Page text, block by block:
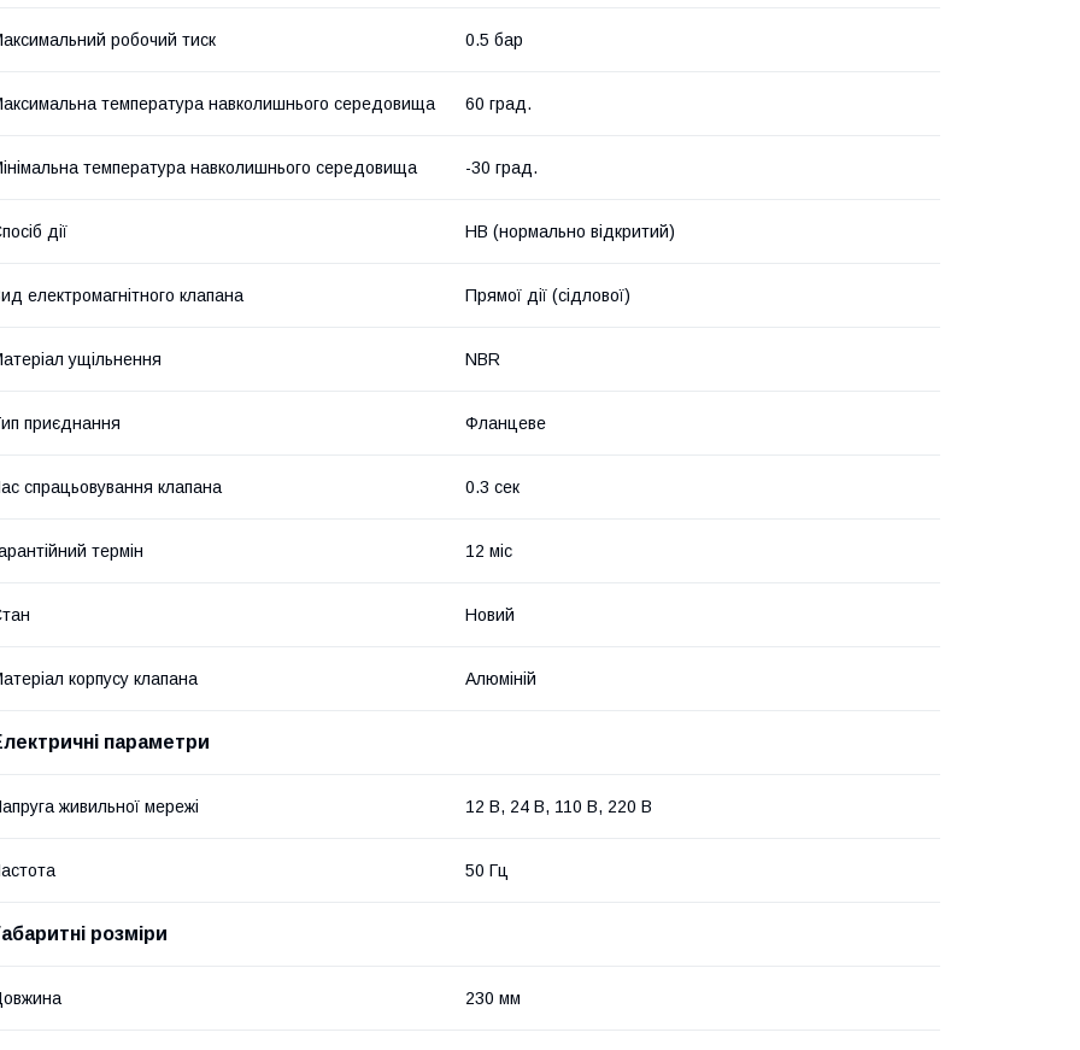
робочий тиск 0.5 бар
температура навколишнього середовища 60 град.
температура навколишнього середовища -30 град.
дії НВ (нормально відкритий)
електромагнітного клапана Прямої дії (сідлової)
ущільнення NBR
приєднання Фланцеве
спрацьовування клапана 0.3 сек
термін 12 міс
Новий
корпусу клапана Алюміній
параметри
живильної мережі 12 В, 24 В, 110 В, 220 В
50 Гц
розміри
230 мм